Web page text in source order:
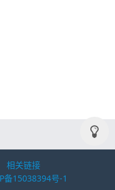
相关链接
备15038394号-1